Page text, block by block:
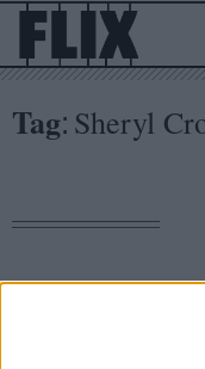
Tag: Sheryl
Δε βρέθηκαν σχετικές